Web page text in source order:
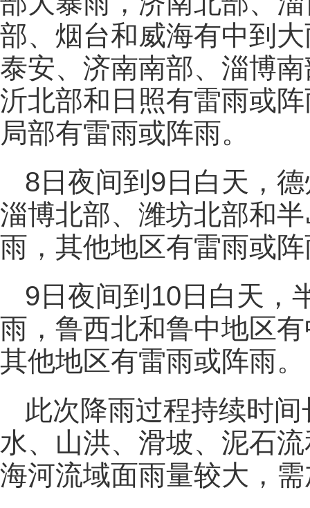
部、烟台和威海有中到
泰安、济南南部、淄博
沂北部和日照有雷雨或
局部有雷雨或阵雨。
8日夜间到9日白天，
淄博北部、潍坊北部和
雨，其他地区有雷雨或
9日夜间到10日白天，
雨，鲁西北和鲁中地区
其他地区有雷雨或阵雨。
此次降雨过程持续时
水、山洪、滑坡、泥石
海河流域面雨量较大，